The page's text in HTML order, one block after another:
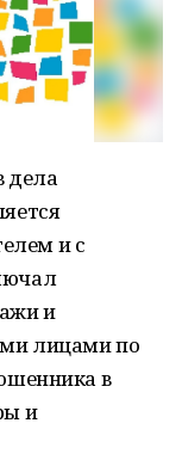
дела
и с
и
лицами по
в
и